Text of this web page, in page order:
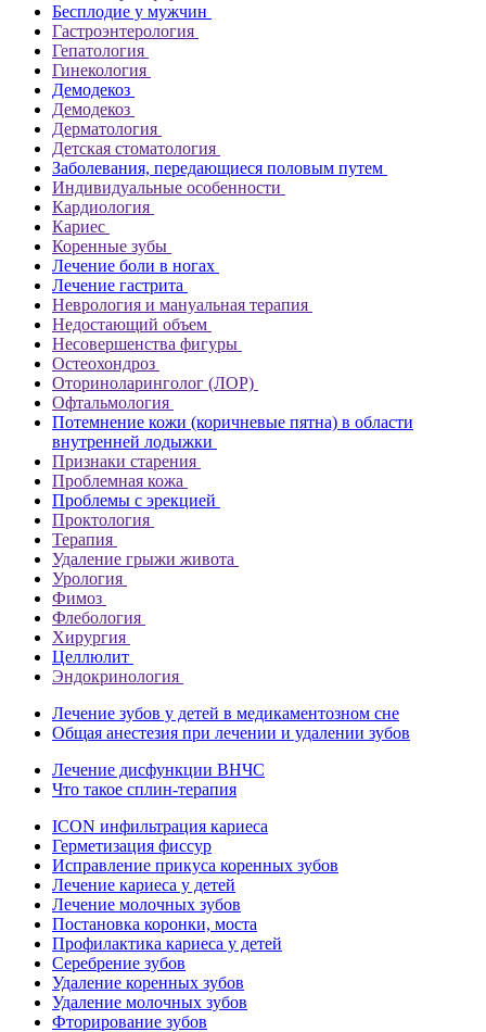
Бесплодие у мужчин
Гастроэнтерология
Гепатология
Гинекология
Демодекоз
Демодекоз
Дерматология
Детская стоматология
Заболевания, передающиеся половым путем
Индивидуальные особенности
Кардиология
Кариес
Коренные зубы
Лечение боли в ногах
Лечение гастрита
Неврология и мануальная терапия
Недостающий объем
Несовершенства фигуры
Остеохондроз
Оториноларинголог (ЛОР)
Офтальмология
Потемнение кожи (коричневые пятна) в области
внутренней лодыжки
Признаки старения
Проблемная кожа
Проблемы с эрекцией
Проктология
Терапия
Удаление грыжи живота
Урология
Фимоз
Флебология
Хирургия
Целлюлит
Эндокринология
Лечение зубов у детей в медикаментозном сне
Общая анестезия при лечении и удалении зубов
Лечение дисфункции ВНЧС
Что такое сплин-терапия
ICON инфильтрация кариеса
Герметизация фиссур
Исправление прикуса коренных зубов
Лечение кариеса у детей
Лечение молочных зубов
Постановка коронки, моста
Профилактика кариеса у детей
Серебрение зубов
Удаление коренных зубов
Удаление молочных зубов
Фторирование зубов